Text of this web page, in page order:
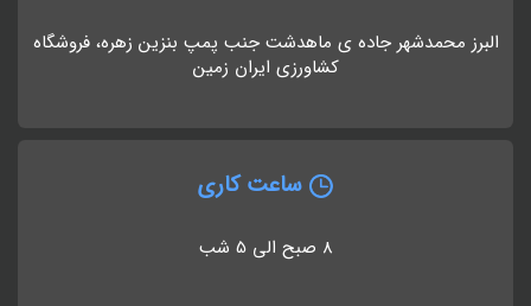
البرز محمدشهر جاده ی ماهدشت جنب پمپ بنزین زهره، فروشگاه
کشاورزی ایران زمین
ساعت کاری
8 صبح الی 5 شب